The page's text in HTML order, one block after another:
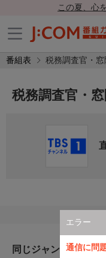
この夏、心
番組表 税務調査官・
エラー
通信に問
税務調査官・
同じジャンルのおす